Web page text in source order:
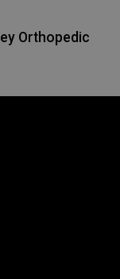
Orthopedic